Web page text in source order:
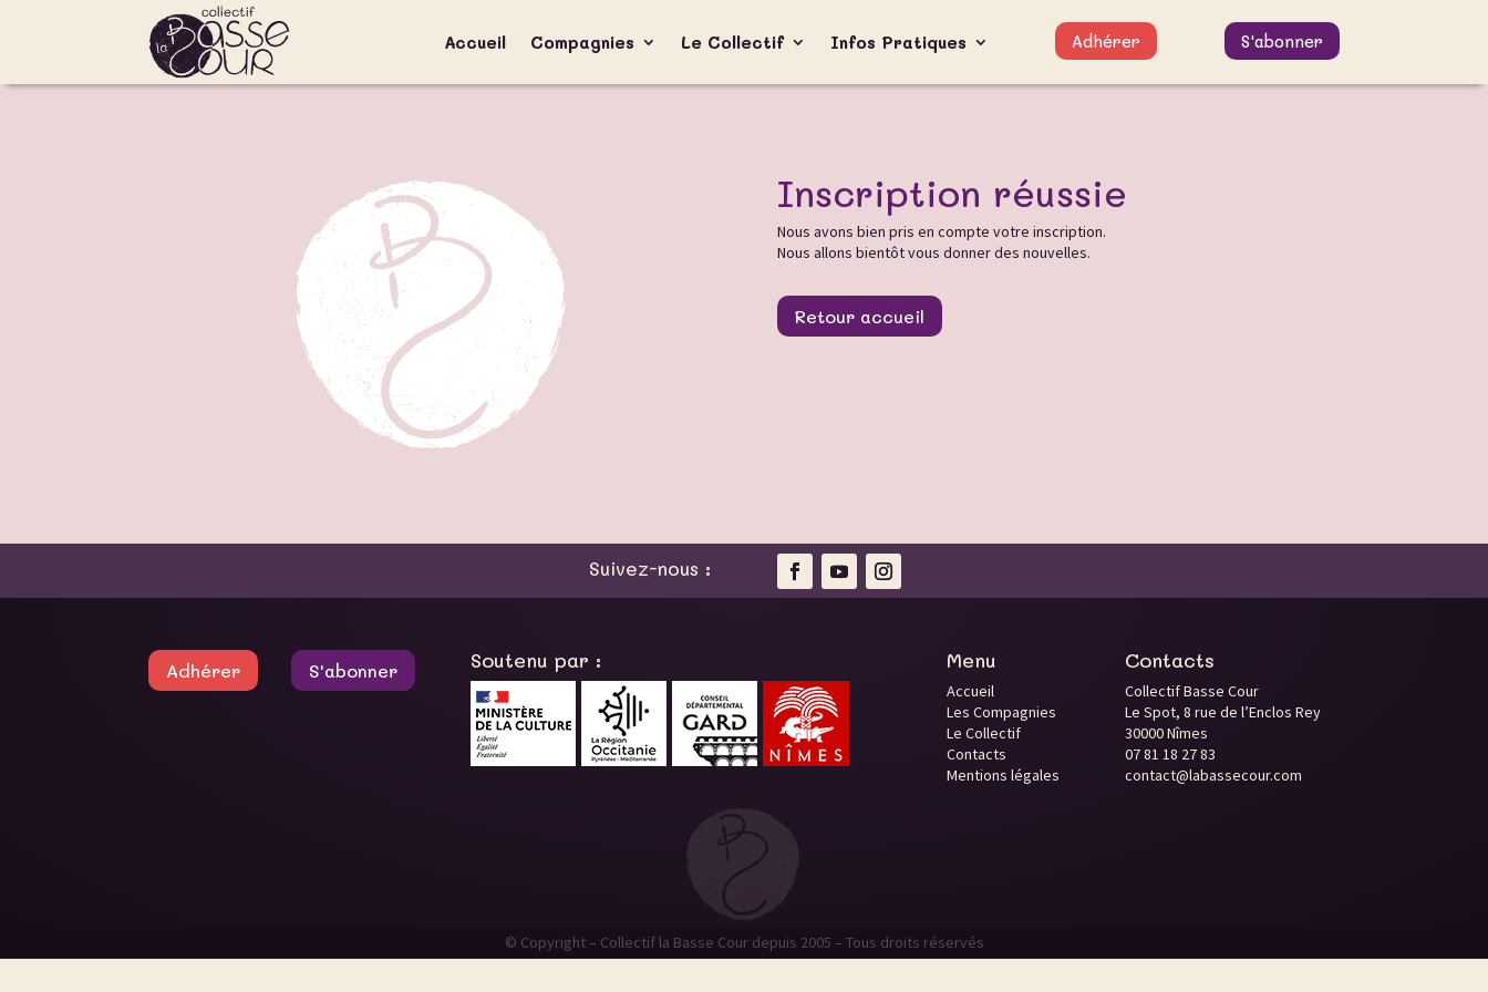
Accueil Compagnies Le Collectif Infos Pratiques Adhérer S'abonner
Inscription réussie
Nous avons bien pris en compte votre inscription.
Nous allons bientôt vous donner des nouvelles.
Retour accueil
Suivez-nous :
Adhérer S'abonner Soutenu par : Menu
Accueil
Les Compagnies
Le Collectif
Contacts
Mentions légales
Contacts
Collectif Basse Cour
Le Spot, 8 rue de l’Enclos Rey
30000 Nîmes
07 81 18 27 83
contact@labassecour.com
© Copyright – Collectif la Basse Cour depuis 2005 – Tous droits réservés